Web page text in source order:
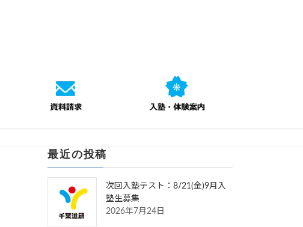
最近の投稿
次回入塾テスト：8/21(金)9月入
塾生募集
2026年7月24日